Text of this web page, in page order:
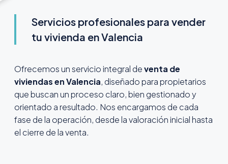
Servicios profesionales para vender
tu vivienda en Valencia
Ofrecemos un servicio integral deventa de
viviendas en Valencia, diseñado para propietarios
que buscan un proceso claro, bien gestionado y
orientado a resultado. Nos encargamos de cada
fase de la operación, desde la valoración inicial hasta
el cierre de la venta.